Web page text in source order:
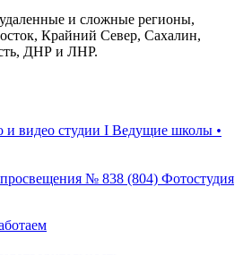
и сложные регионы,
Крайний Север, Сахалин,
ДНР и ЛНР.
и видео студии I Ведущие школы •
№ 838 (804) Фотостудия